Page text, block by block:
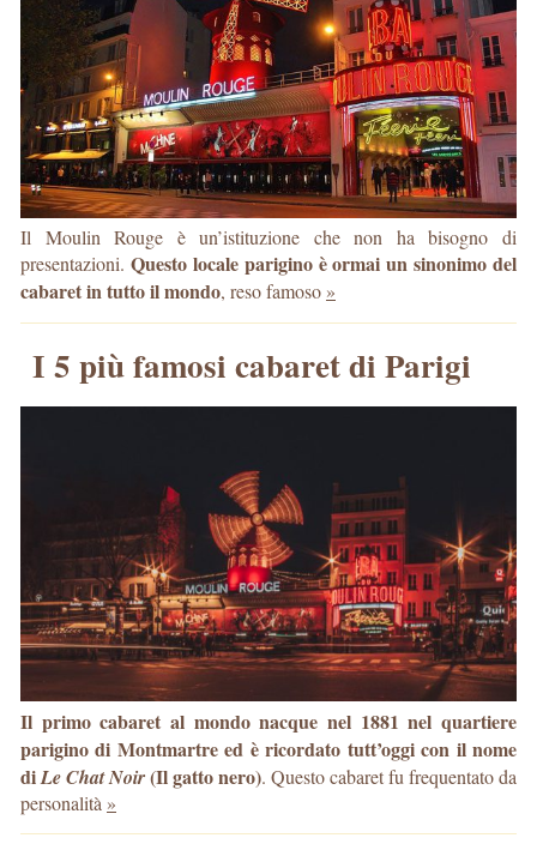
Il Moulin Rouge è un’istituzione che non ha bisogno di
presentazioni. Questo locale parigino è ormai un sinonimo del
cabaret in tutto il mondo, reso famoso »
I 5 più famosi cabaret di Parigi
Il primo cabaret al mondo nacque nel 1881 nel quartiere
parigino di Montmartre ed è ricordato tutt’oggi con il nome
diLe Chat Noir(Il gatto nero). Questo cabaret fu frequentato da
personalità »